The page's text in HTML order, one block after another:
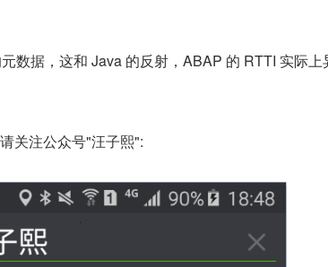
数据，这和 Java 的反射，ABAP 的 RTTI 实际上
关注公众号"汪子熙":